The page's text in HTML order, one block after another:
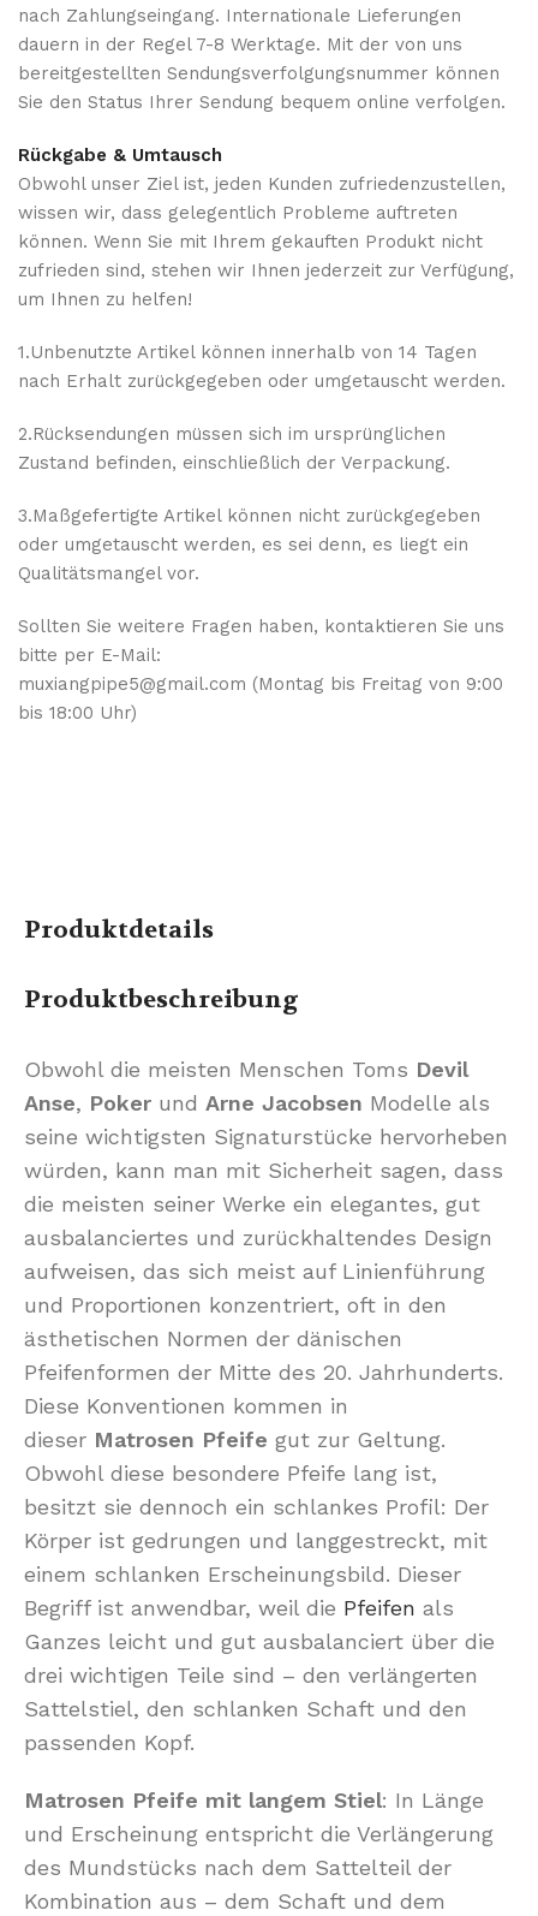
nach Zahlungseingang. Internationale Lieferungen
dauern in der Regel 7-8 Werktage. Mit der von uns
bereitgestellten Sendungsverfolgungsnummer können
Sie den Status Ihrer Sendung bequem online verfolgen.
Rückgabe & Umtausch
Obwohl unser Ziel ist, jeden Kunden zufriedenzustellen,
wissen wir, dass gelegentlich Probleme auftreten
können. Wenn Sie mit Ihrem gekauften Produkt nicht
zufrieden sind, stehen wir Ihnen jederzeit zur Verfügung,
um Ihnen zu helfen!
1.Unbenutzte Artikel können innerhalb von 14 Tagen
nach Erhalt zurückgegeben oder umgetauscht werden.
2.Rücksendungen müssen sich im ursprünglichen
Zustand befinden, einschließlich der Verpackung.
3.Maßgefertigte Artikel können nicht zurückgegeben
oder umgetauscht werden, es sei denn, es liegt ein
Qualitätsmangel vor.
Sollten Sie weitere Fragen haben, kontaktieren Sie uns
bitte per E-Mail:
muxiangpipe5@gmail.com (Montag bis Freitag von 9:00
bis 18:00 Uhr)
Produktdetails
Produktbeschreibung
Obwohl die meisten Menschen Toms Devil
Anse, Poker und Arne Jacobsen Modelle als
seine wichtigsten Signaturstücke hervorheben
würden, kann man mit Sicherheit sagen, dass
die meisten seiner Werke ein elegantes, gut
ausbalanciertes und zurückhaltendes Design
aufweisen, das sich meist auf Linienführung
und Proportionen konzentriert, oft in den
ästhetischen Normen der dänischen
Pfeifenformen der Mitte des 20. Jahrhunderts.
Diese Konventionen kommen in
dieser Matrosen Pfeife gut zur Geltung.
Obwohl diese besondere Pfeife lang ist,
besitzt sie dennoch ein schlankes Profil: Der
Körper ist gedrungen und langgestreckt, mit
einem schlanken Erscheinungsbild. Dieser
Begriff ist anwendbar, weil die Pfeifen als
Ganzes leicht und gut ausbalanciert über die
drei wichtigen Teile sind – den verlängerten
Sattelstiel, den schlanken Schaft und den
passenden Kopf.
Matrosen Pfeife mit langem Stiel: In Länge
und Erscheinung entspricht die Verlängerung
des Mundstücks nach dem Sattelteil der
Kombination aus – dem Schaft und dem